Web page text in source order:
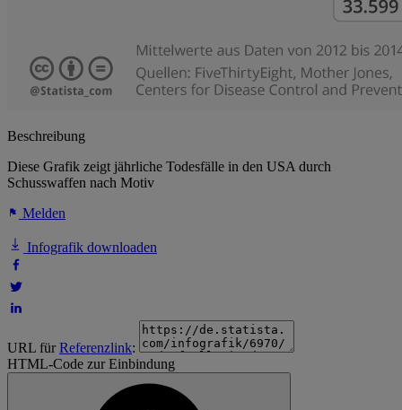
Beschreibung
Diese Grafik zeigt jährliche Todesfälle in den USA durch
Schusswaffen nach Motiv
Melden
Infografik downloaden
URL fürReferenzlink:
HTML-Code zur Einbindung